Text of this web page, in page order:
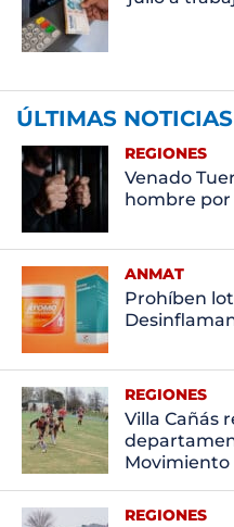
ÚLTIMAS NOTICIAS
REGIONES
Venado
hombre
ANMAT
Prohíben
REGIONES
Villa Cañás
Movimiento
REGIONES